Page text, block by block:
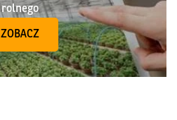
rolnego
ZOBACZ